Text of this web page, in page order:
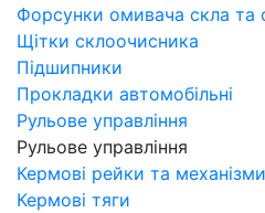
Форсунки омивача скла та
Щітки склоочисника
Підшипники
Прокладки автомобільні
Рульове управління
Рульове управління
Кермові рейки та механізми
Кермові тяги